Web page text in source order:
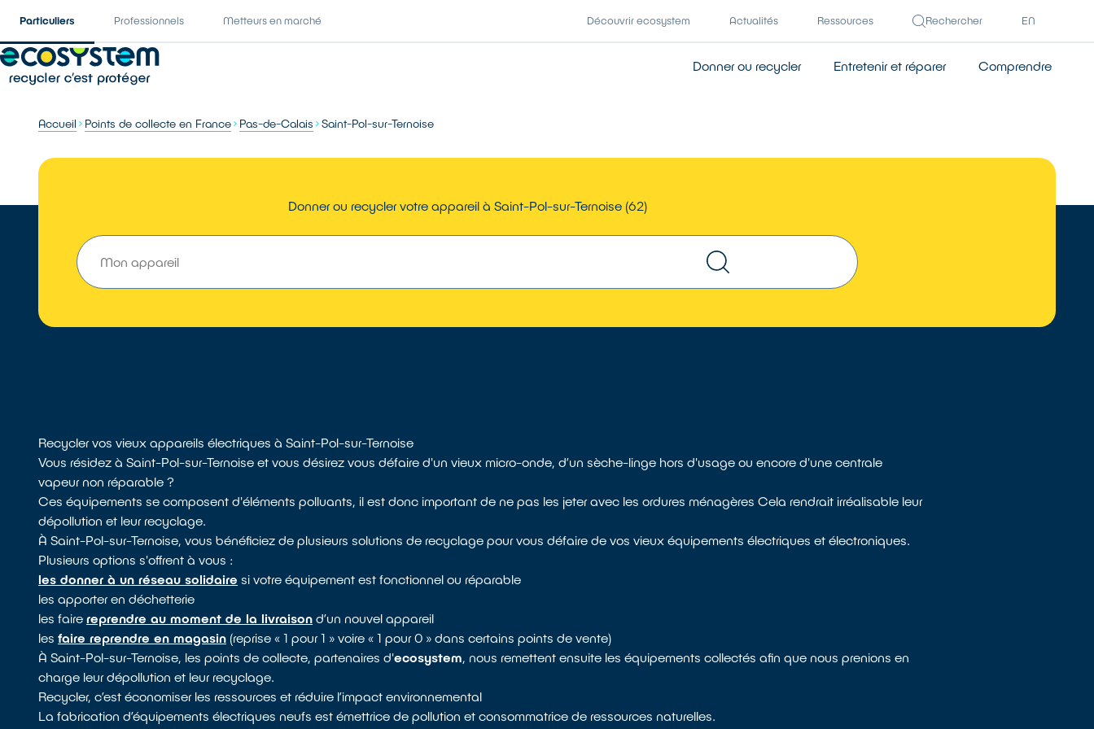
Particuliers Professionnels Metteurs en marché Découvrir ecosystem Actualités Ressources Rechercher EN
Donner ou recycler Entretenir et réparer Comprendre
Accueil Points de collecte en France Pas-de-Calais Saint-Pol-sur-Ternoise
Donner ou recycler votre appareil à Saint-Pol-sur-Ternoise (62)
Recycler vos vieux appareils électriques à Saint-Pol-sur-Ternoise
Vous résidez à Saint-Pol-sur-Ternoise et vous désirez vous défaire d'un vieux micro-onde, d’un sèche-linge hors d'usage ou encore d'une centrale
vapeur non réparable ?
Ces équipements se composent d'éléments polluants, il est donc important de ne pas les jeter avec les ordures ménagères Cela rendrait irréalisable leur
dépollution et leur recyclage.
À Saint-Pol-sur-Ternoise, vous bénéficiez de plusieurs solutions de recyclage pour vous défaire de vos vieux équipements électriques et électroniques.
Plusieurs options s'offrent à vous :
les donner à un réseau solidaire si votre équipement est fonctionnel ou réparable
les apporter en déchetterie
les fairereprendre au moment de la livraison d’un nouvel appareil
lesfaire reprendre en magasin (reprise « 1 pour 1 » voire « 1 pour 0 » dans certains points de vente)
À Saint-Pol-sur-Ternoise, les points de collecte, partenaires d'ecosystem, nous remettent ensuite les équipements collectés afin que nous prenions en
charge leur dépollution et leur recyclage.
Recycler, c’est économiser les ressources et réduire l’impact environnemental
La fabrication d’équipements électriques neufs est émettrice de pollution et consommatrice de ressources naturelles.